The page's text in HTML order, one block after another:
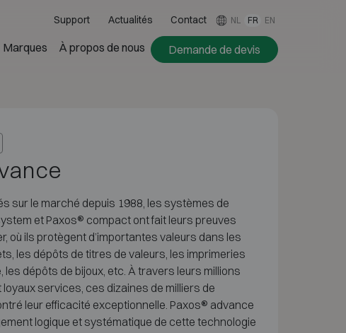
Support Actualités Contact NL FR EN
Marques À propos de nous Demande de devis
sur le marché depuis 1988, les systèmes de
et Paxos® compact ont fait leurs preuves
où ils protègent d’importantes valeurs dans les
les dépôts de titres de valeurs, les imprimeries
les dépôts de bijoux, etc. À travers leurs millions
loyaux services, ces dizaines de milliers de
leur efficacité exceptionnelle. Paxos® advance
logique et systématique de cette technologie